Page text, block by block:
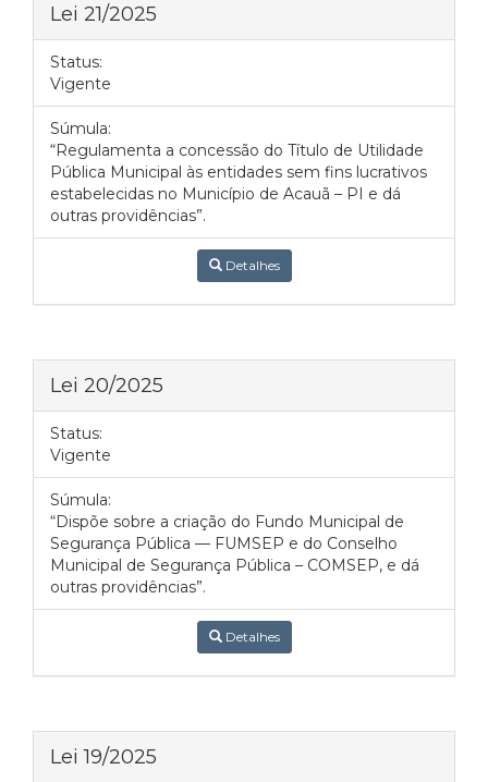
Lei 21/2025
Status:
Vigente
Súmula:
“Regulamenta a concessão do Título de Utilidade
Pública Municipal às entidades sem fins lucrativos
estabelecidas no Município de Acauã – PI e dá
outras providências”.
Detalhes
Lei 20/2025
Status:
Vigente
Súmula:
“Dispõe sobre a criação do Fundo Municipal de
Segurança Pública — FUMSEP e do Conselho
Municipal de Segurança Pública – COMSEP, e dá
outras providências”.
Detalhes
Lei 19/2025